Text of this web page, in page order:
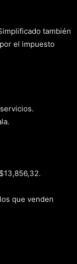
también
el impuesto
que venden